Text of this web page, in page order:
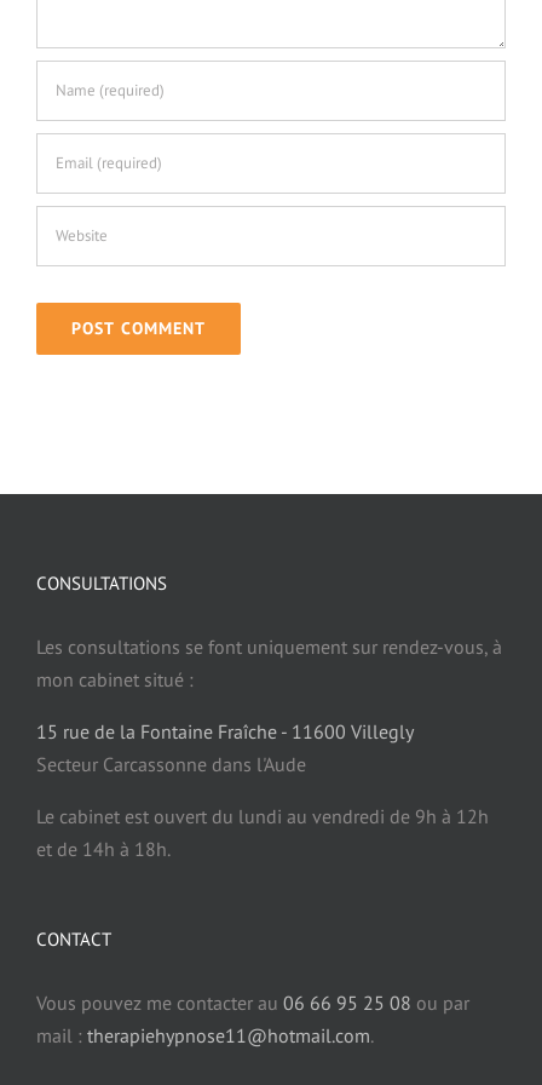
Deuil et hypnose
Phobie et Hypnose
Trouble de la sexualité et hypnose
Endométriose et hypnose
Douleurs et hypnose
Fibromyalgie et hypnose
Dermatologie et hypnose
Sommeil et Hypnose
CONSULTATIONS
Les consultations se font uniquement sur rendez-vous, à
mon cabinet situé :
15 rue de la Fontaine Fraîche - 11600 Villegly
Secteur Carcassonne dans l'Aude
Le cabinet est ouvert du lundi au vendredi de 9h à 12h
et de 14h à 18h.
CONTACT
Vous pouvez me contacter au 06 66 95 25 08 ou par
mail : therapiehypnose11@hotmail.com.